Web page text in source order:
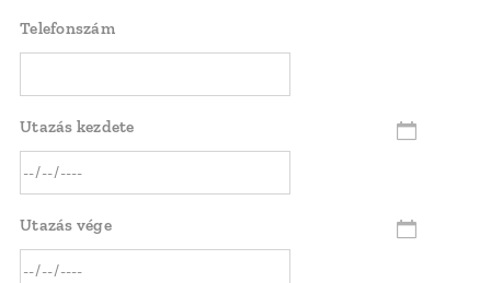
Telefonszám
Utazás kezdete
Utazás vége